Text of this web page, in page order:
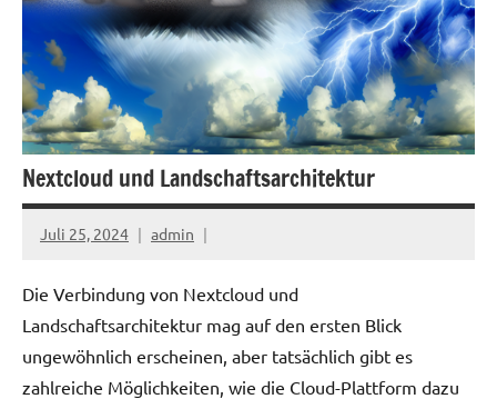
Nextcloud und Landschaftsarchitektur
Juli 25, 2024 admin
Die Verbindung von Nextcloud und
Landschaftsarchitektur mag auf den ersten Blick
ungewöhnlich erscheinen, aber tatsächlich gibt es
zahlreiche Möglichkeiten, wie die Cloud-Plattform dazu